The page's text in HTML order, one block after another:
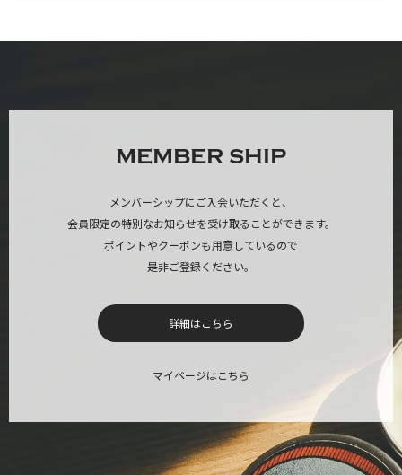
MEMBER SHIP
メンバーシップにご入会いただくと、
会員限定の特別なお知らせを受け取ることができます。
ポイントやクーポンも用意しているので
是非ご登録ください。
詳細はこちら
マイページはこちら